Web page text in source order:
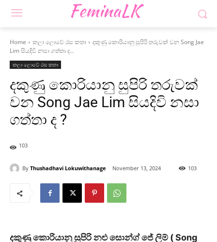
Home කලා ලොවේ රස කතා
දකුණු කොරියානු සුපිරි තරුවක් වන Song Jae
Lim සියදිවි නසා ගත්තා ද...
කලා ලොවේ රස කතා
දකුණු කොරියානු සුපිරි තරුවක්
වන Song Jae Lim සියදිවි නසා
ගත්තා ද ?
103
By Thushadhavi Lokuwithanage November 13, 2024 103
දකුණු කොරියානු සුපිරි නළු සොන්ග් ජේ ලිම් (Song